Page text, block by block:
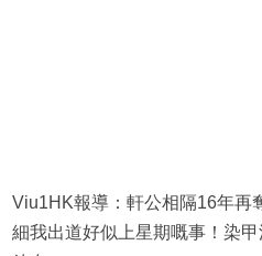
Viu1HK報導：軒公相隔16年再
細我出道好似上星期嘅事！染